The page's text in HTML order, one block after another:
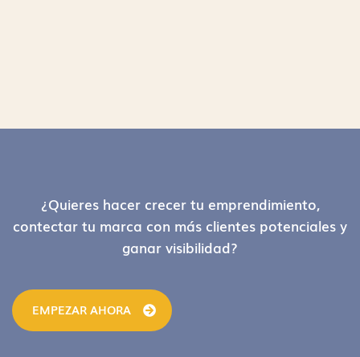
Footer¿Quieres hacer crecer tu emprendimiento,
contectar tu marca con más clientes potenciales y
ganar visibilidad?
EMPEZAR AHORA